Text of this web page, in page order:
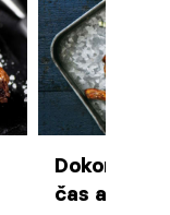
Dokonalé
čas a